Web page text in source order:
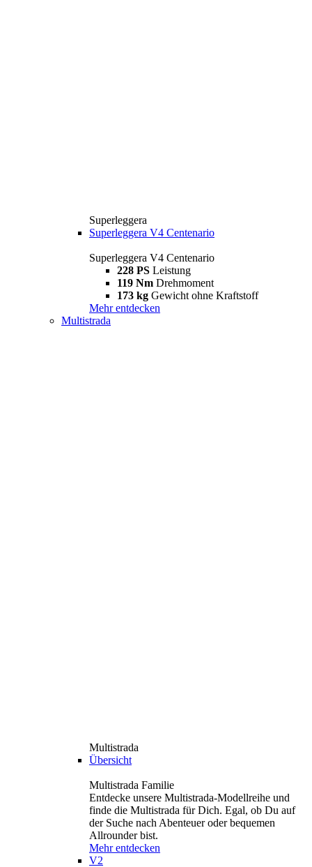
Superleggera
Superleggera V4 Centenario
Superleggera V4 Centenario
228 PS Leistung
119 Nm Drehmoment
173 kg Gewicht ohne Kraftstoff
Mehr entdecken
Multistrada
Multistrada
Übersicht
Multistrada Familie
Entdecke unsere Multistrada-Modellreihe und
finde die Multistrada für Dich. Egal, ob Du auf
der Suche nach Abenteuer oder bequemen
Allrounder bist.
Mehr entdecken
V2